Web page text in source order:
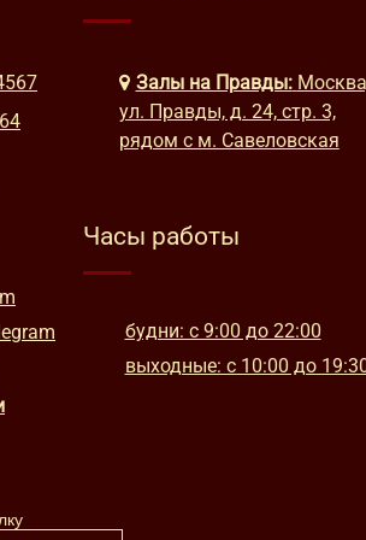
Залы на Правды:
ул. Правды, д. 24, стр. 3,
рядом с м. Савеловская
Часы работы
будни: с 9:00 до 22:00
выходные: с 10:00 до